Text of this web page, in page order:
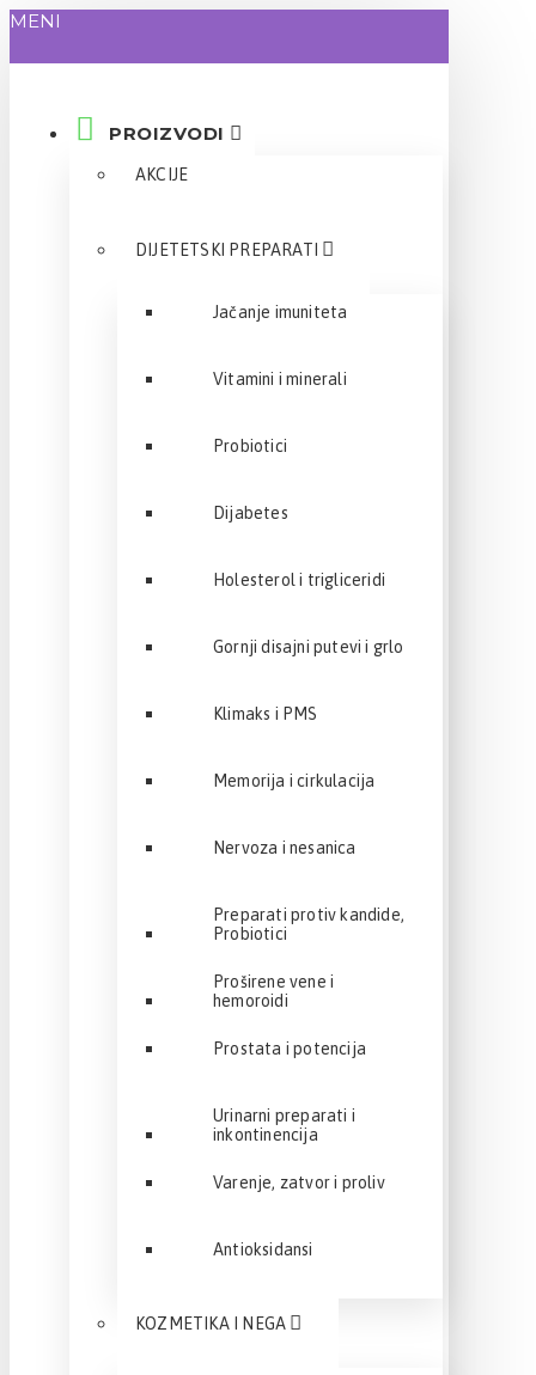
MENI
PROIZVODI
AKCIJE
DIJETETSKI PREPARATI
Jačanje imuniteta
Vitamini i minerali
Probiotici
Dijabetes
Holesterol i trigliceridi
Gornji disajni putevi i grlo
Klimaks i PMS
Memorija i cirkulacija
Nervoza i nesanica
Preparati protiv kandide,
Probiotici
Proširene vene i
hemoroidi
Prostata i potencija
Urinarni preparati i
inkontinencija
Varenje, zatvor i proliv
Antioksidansi
KOZMETIKA I NEGA